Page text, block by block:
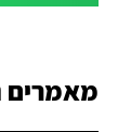
מאמרים